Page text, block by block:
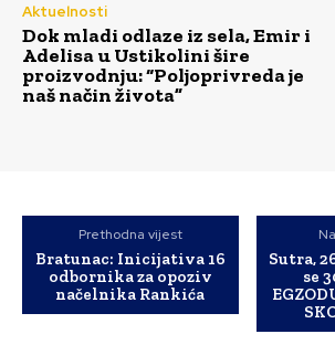
Aktuelnosti
Dok mladi odlaze iz sela, Emir i
Adelisa u Ustikolini šire
proizvodnju: “Poljoprivreda je
naš način života”
Prethodna vijest
Bratunac: Inicijativa 16
odbornika za opoziv
načelnika Rankića
Sutra,
se